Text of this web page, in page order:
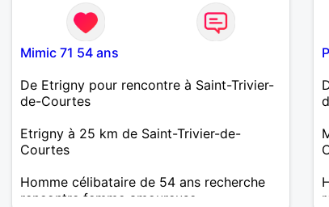
Mimic 71 54 ans
De Etrigny pour rencontre à Saint-Trivier-
de-Courtes
Etrigny à 25 km de Saint-Trivier-de-
Courtes
Homme célibataire de 54 ans recherche
rencontre femme amoureuse